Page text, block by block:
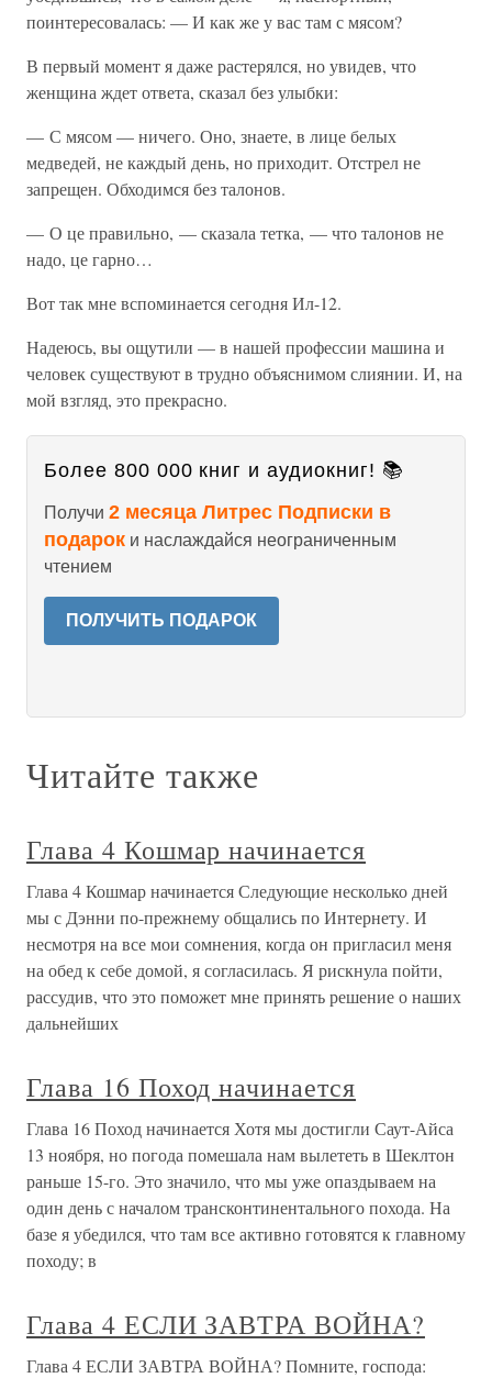
поинтересовалась: — И как же у вас там с мясом?
В первый момент я даже растерялся, но увидев, что
женщина ждет ответа, сказал без улыбки:
— С мясом — ничего. Оно, знаете, в лице белых
медведей, не каждый день, но приходит. Отстрел не
запрещен. Обходимся без талонов.
— О це правильно, — сказала тетка, — что талонов не
надо, це гарно…
Вот так мне вспоминается сегодня Ил-12.
Надеюсь, вы ощутили — в нашей профессии машина и
человек существуют в трудно объяснимом слиянии. И, на
мой взгляд, это прекрасно.
Более 800 000 книг и аудиокниг! 📚
Получи 2 месяца Литрес Подписки в
подарок и наслаждайся неограниченным
чтением
ПОЛУЧИТЬ ПОДАРОК
Читайте также
Глава 4 Кошмар начинается
Глава 4 Кошмар начинается Следующие несколько дней
мы с Дэнни по-прежнему общались по Интернету. И
несмотря на все мои сомнения, когда он пригласил меня
на обед к себе домой, я согласилась. Я рискнула пойти,
рассудив, что это поможет мне принять решение о наших
дальнейших
Глава 16 Поход начинается
Глава 16 Поход начинается Хотя мы достигли Саут-Айса
13 ноября, но погода помешала нам вылететь в Шеклтон
раньше 15-го. Это значило, что мы уже опаздываем на
один день с началом трансконтинентального похода. На
базе я убедился, что там все активно готовятся к главному
походу; в
Глава 4 ЕСЛИ ЗАВТРА ВОЙНА?
Глава 4 ЕСЛИ ЗАВТРА ВОЙНА? Помните, господа: